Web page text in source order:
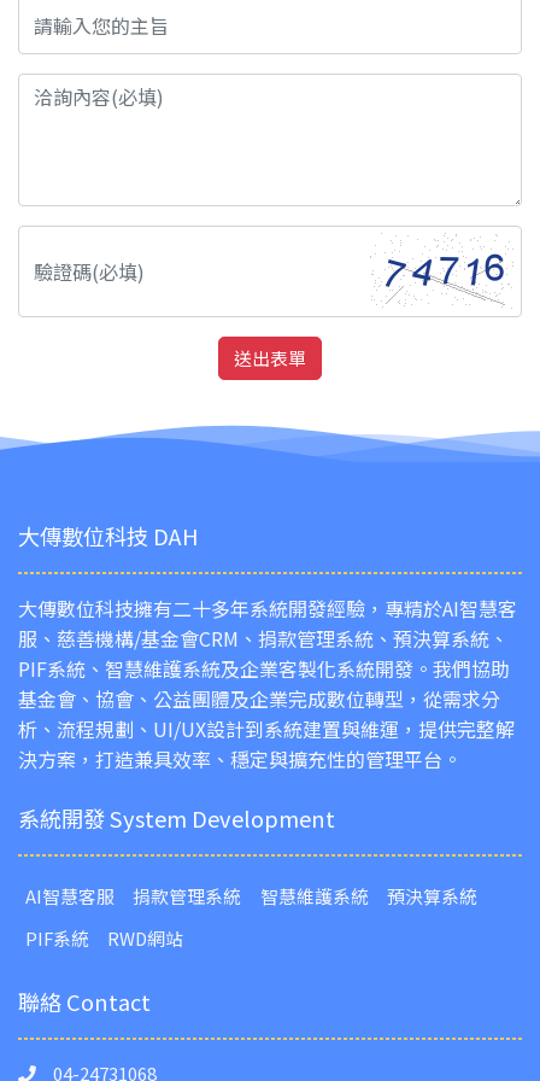
送出表單
大傳數位科技 DAH
大傳數位科技擁有二十多年系統開發經驗，專精於AI智慧客
服、慈善機構/基金會CRM、捐款管理系統、預決算系統、
PIF系統、智慧維護系統及企業客製化系統開發。我們協助
基金會、協會、公益團體及企業完成數位轉型，從需求分
析、流程規劃、UI/UX設計到系統建置與維運，提供完整解
決方案，打造兼具效率、穩定與擴充性的管理平台。
系統開發 System Development
AI智慧客服 捐款管理系統 智慧維護系統
預決算系統
PIF系統
RWD網站
聯絡 Contact
04-24731068